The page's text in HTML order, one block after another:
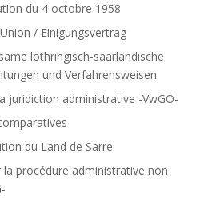
du 4 octobre 1958
/ Einigungsvertrag
lothringisch-saarländische
und Verfahrensweisen
juridiction administrative -VwGO-
du Land de Sarre
la procédure administrative non